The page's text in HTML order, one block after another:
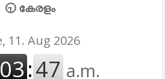
🕤 കേരളം